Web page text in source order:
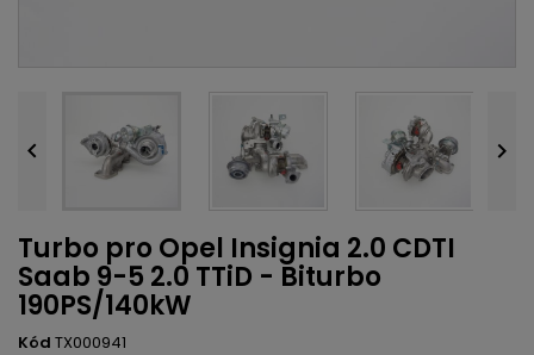
 
Turbo pro Opel Insignia 2.0 CDTI
Saab 9-5 2.0 TTiD - Biturbo
190PS/140kW
Kód TX000941